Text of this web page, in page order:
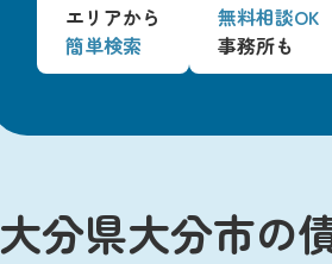
エリアから
簡単検索
無料相談OK
事務所も
大分県大分市の